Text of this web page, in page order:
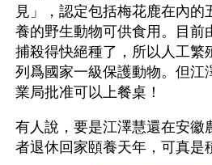
見」，認定包括梅花鹿在內的
養的野生動物可供食用。目前
捕殺得快絕種了，所以人工繁
列爲國家一級保護動物。但江
業局批准可以上餐桌！
有人說，要是江澤慧還在安徽
者退休回家頤養天年，可真是